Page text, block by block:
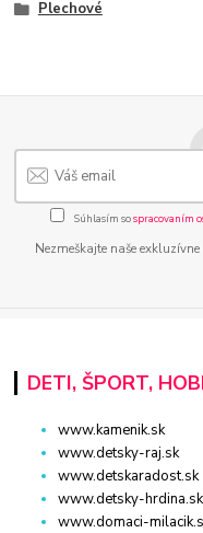
Plechové
Súhlasím sospracovaním
Nezmeškajte naše
DETI, ŠPORT,
www.kamenik.sk
www.detsky-raj.sk
www.detskaradost.sk
www.detsky-hrdina.sk
www.domaci-